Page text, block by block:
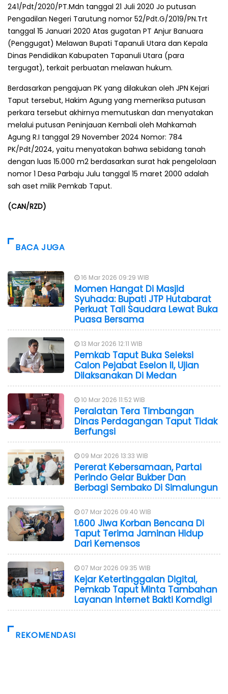
241/Pdt/2020/PT.Mdn tanggal 21 Juli 2020 Jo putusan
Pengadilan Negeri Tarutung nomor 52/Pdt.G/2019/PN.Trt
tanggal 15 Januari 2020 Atas gugatan PT Anjur Banuara
(Penggugat) Melawan Bupati Tapanuli Utara dan Kepala
Dinas Pendidikan Kabupaten Tapanuli Utara (para
tergugat), terkait perbuatan melawan hukum.
Berdasarkan pengajuan PK yang dilakukan oleh JPN Kejari
Taput tersebut, Hakim Agung yang memeriksa putusan
perkara tersebut akhirnya memutuskan dan menyatakan
melalui putusan Peninjauan Kembali oleh Mahkamah
Agung R.I tanggal 29 November 2024 Nomor: 784
PK/Pdt/2024, yaitu menyatakan bahwa sebidang tanah
dengan luas 15.000 m2 berdasarkan surat hak pengelolaan
nomor 1 Desa Parbaju Julu tanggal 15 maret 2000 adalah
sah aset milik Pemkab Taput.
(CAN/RZD)
BACA JUGA
16 Mar 2026 09:29 WIB
Momen Hangat Di Masjid
Syuhada: Bupati JTP Hutabarat
Perkuat Tali Saudara Lewat Buka
Puasa Bersama
13 Mar 2026 12:11 WIB
Pemkab Taput Buka Seleksi
Calon Pejabat Eselon II, Ujian
Dilaksanakan Di Medan
10 Mar 2026 11:52 WIB
Peralatan Tera Timbangan
Dinas Perdagangan Taput Tidak
Berfungsi
09 Mar 2026 13:33 WIB
Pererat Kebersamaan, Partai
Perindo Gelar Bukber Dan
Berbagi Sembako Di Simalungun
07 Mar 2026 09:40 WIB
1.600 Jiwa Korban Bencana Di
Taput Terima Jaminan Hidup
Dari Kemensos
07 Mar 2026 09:35 WIB
Kejar Ketertinggalan Digital,
Pemkab Taput Minta Tambahan
Layanan Internet Bakti Komdigi
REKOMENDASI